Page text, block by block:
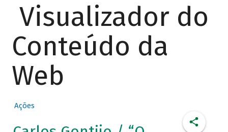
Visualizador do
Conteúdo da
Web
Ações